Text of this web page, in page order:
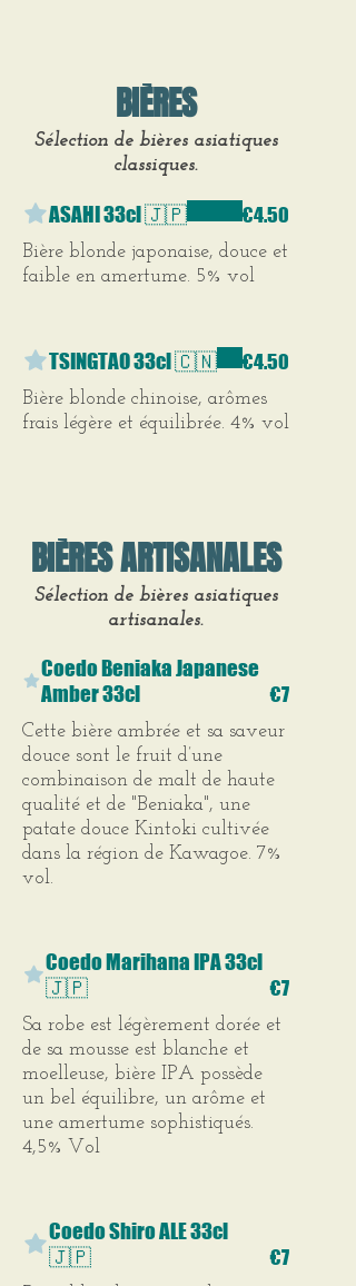
BIÈRES
Sélection de bières asiatiques
classiques.
ASAHI 33cl 🇯🇵
Bière blonde japonaise, douce et
faible en amertume. 5% vol
€4.50
TSINGTAO 33cl 🇨🇳
Bière blonde chinoise, arômes
frais légère et équilibrée. 4% vol
€4.50
BIÈRES ARTISANALES
Sélection de bières asiatiques
artisanales.
Coedo Beniaka Japanese
Amber 33cl
Cette bière ambrée et sa saveur
douce sont le fruit d’une
combinaison de malt de haute
qualité et de "Beniaka", une
patate douce Kintoki cultivée
dans la région de Kawagoe. 7%
vol.
€7
Coedo Marihana IPA 33cl
🇯🇵
Sa robe est légèrement dorée et
de sa mousse est blanche et
moelleuse, bière IPA possède
un bel équilibre, un arôme et
une amertume sophistiqués.
4,5% Vol
€7
Coedo Shiro ALE 33cl
🇯🇵
€7